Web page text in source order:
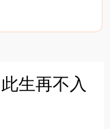
生再不入